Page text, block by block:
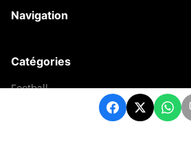
Navigation
Catégories
Football